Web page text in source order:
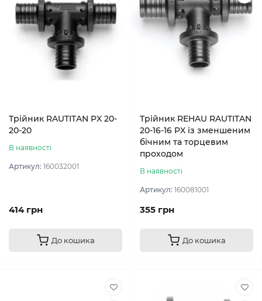
Трійник RAUTITAN PX 20-
20-20
В наявності
Артикул: 160032001
414 грн
До кошика
Трійник REHAU RAUTITAN
20-16-16 PX із зменшеним
бічним та торцевим
проходом
В наявності
Артикул: 160081001
355 грн
До кошика